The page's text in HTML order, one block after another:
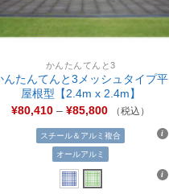
かんたんてんと3
んたんてんと3メッシュタイプ平
屋根型【2.4m x 2.4m】
¥80,410 –¥85,800 （税込）
スチール＆アルミ複合
オールアルミ